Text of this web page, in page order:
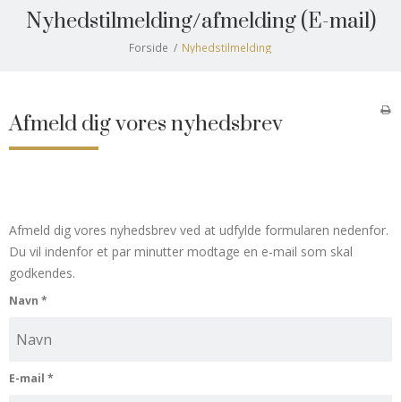
Nyhedstilmelding/afmelding (E-mail)
Forside / Nyhedstilmelding
Afmeld dig vores nyhedsbrev
Afmeld dig vores nyhedsbrev ved at udfylde formularen nedenfor.
Du vil indenfor et par minutter modtage en e-mail som skal
godkendes.
Navn *
E-mail *